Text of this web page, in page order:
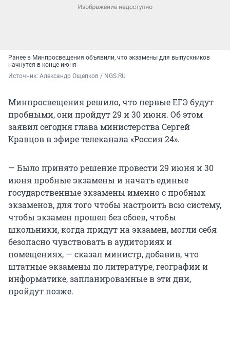
Ранее в Минпросвещения объявили, что экзамены для выпускников
начнутся в конце июня
Источник: Александр Ощепков / NGS.RU
Минпросвещения решило, что первые ЕГЭ будут
пробными, они пройдут 29 и 30 июня. Об этом
заявил сегодня глава министерства Сергей
Кравцов в эфире телеканала «Россия 24».
— Было принято решение провести 29 июня и 30
июня пробные экзамены и начать единые
государственные экзамены именно с пробных
экзаменов, для того чтобы настроить всю систему,
чтобы экзамен прошел без сбоев, чтобы
школьники, когда придут на экзамен, могли себя
безопасно чувствовать в аудиториях и
помещениях, — сказал министр, добавив, что
штатные экзамены по литературе, географии и
информатике, запланированные в эти дни,
пройдут позже.